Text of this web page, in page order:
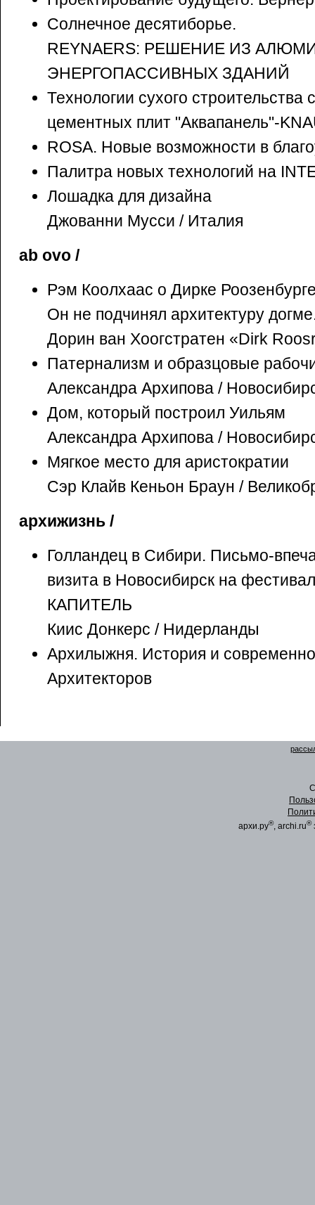
Солнечное десятиборье.
REYNAERS: РЕШЕНИЕ ИЗ
ЭНЕРГОПАССИВНЫХ ЗДАНИЙ
Технологии сухого
цементных плит "Аквапанель"-
ROSA. Новые возможности в
Палитра новых технологий на
Лошадка для дизайна
Джованни Мусси / Италия
ab ovo /
Рэм Коолхаас о Дирке
Он не подчинял архитектуру
Дорин ван Хоогстратен «Dirk
Патернализм и образцовые
Александра Архипова /
Дом, который построил Уильям
Александра Архипова /
Мягкое место для аристократии
Сэр Клайв Кеньон Браун /
архижизнь /
Голландец в Сибири. Письмо-
визита в Новосибирск на
КАПИТЕЛЬ
Киис Донкерс / Нидерланды
Архилыжня. История и
Архитекторов
архи.ру®, archi.ru®